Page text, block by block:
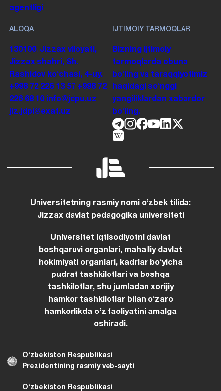
agentligi
ALOQA
130100. Jizzax viloyati,
Jizzax shahri, Sh.
Rashidov koʻchasi, 4-uy.
+998 72 226 13 57 +998 72
226 68 10
info@jdpu.uz
jiz.jdpi@exat.uz
IJTIMOIY TARMOQLAR
Bizning ijtimoiy
tarmoqlarda obuna
boʻling va taraqqiyotimiz
haqidagi soʻnggi
yangiliklardan xabardor
boʻling.
Universitetning rasmiy nomi oʻzbek tilida:
Jizzax davlat pedagogika universiteti
Universitet iqtisodiyotni davlat
boshqaruvi organlari, mahalliy davlat
hokimiyati organlari, kadrlar boʻyicha
pudrat tashkilotlari va boshqa
tashkilotlar, shu jumladan xorijiy
hamkor tashkilotlar bilan oʻzaro
hamkorlikda oʻz faoliyatini amalga
oshiradi.
Oʻzbekiston Respublikasi
Prezidentining rasmiy veb-sayti
Oʻzbekiston Respublikasi